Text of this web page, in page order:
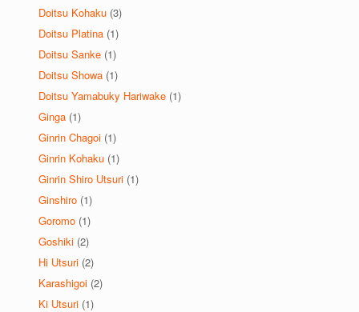
Doitsu Kohaku (3)
Doitsu Platina (1)
Doitsu Sanke (1)
Doitsu Showa (1)
Doitsu Yamabuky Hariwake (1)
Ginga (1)
Ginrin Chagoi (1)
Ginrin Kohaku (1)
Ginrin Shiro Utsuri (1)
Ginshiro (1)
Goromo (1)
Goshiki (2)
Hi Utsuri (2)
Karashigoi (2)
Ki Utsuri (1)